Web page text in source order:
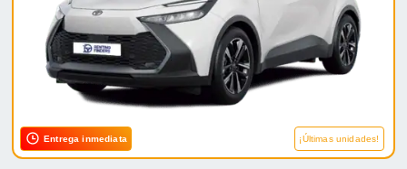
Entrega inmediata ¡Últimas unidades!